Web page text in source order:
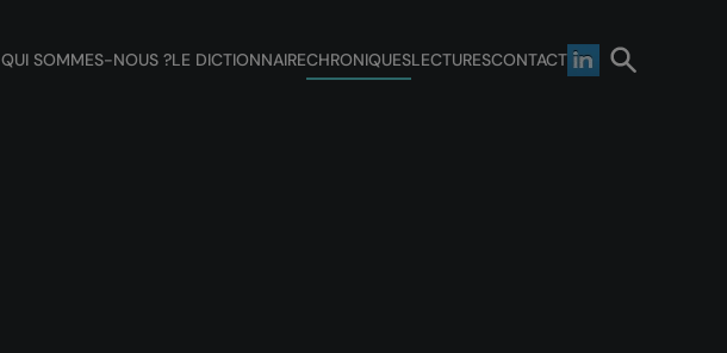
QUI SOMMES-NOUS ?LE DICTIONNAIRECHRONIQUESLECTURESCONTACT